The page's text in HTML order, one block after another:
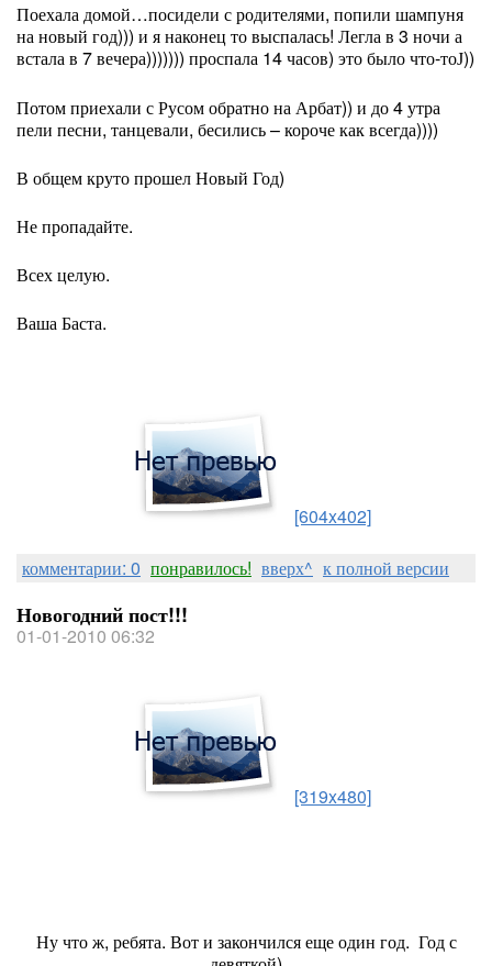
Поехала домой…посидели с родителями, попили шампуня
на новый год))) и я наконец то выспалась! Легла в 3 ночи а
встала в 7 вечера))))))) проспала 14 часов) это было что-тоJ))
Потом приехали с Русом обратно на Арбат)) и до 4 утра
пели песни, танцевали, бесились – короче как всегда))))
В общем круто прошел Новый Год)
Не пропадайте.
Всех целую.
Ваша Баста.
[604x402]
комментарии: 0 понравилось! вверх^ к полной версии
Новогодний пост!!!
01-01-2010 06:32
[319x480]
Ну что ж, ребята. Вот и закончился еще один год. Год с